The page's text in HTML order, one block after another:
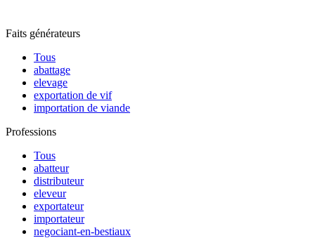
Faits générateurs
Tous
abattage
elevage
exportation de vif
importation de viande
Professions
Tous
abatteur
distributeur
eleveur
exportateur
importateur
negociant-en-bestiaux